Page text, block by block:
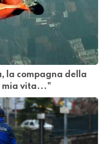
la compagna della
mia vita..."